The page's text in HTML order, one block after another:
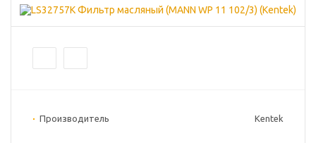
Производитель Kentek